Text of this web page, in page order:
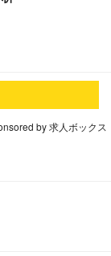
by 求人ボックス